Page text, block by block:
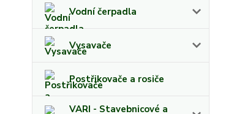
Vodní čerpadla
Vysavače
Postřikovače a rosiče
VARI - Stavebnicové a